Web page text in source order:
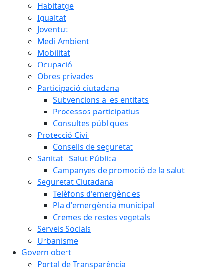
Habitatge
Igualtat
Joventut
Medi Ambient
Mobilitat
Ocupació
Obres privades
Participació ciutadana
Subvencions a les entitats
Processos participatius
Consultes públiques
Protecció Civil
Consells de seguretat
Sanitat i Salut Pública
Campanyes de promoció de la salut
Seguretat Ciutadana
Telèfons d'emergències
Pla d'emergència municipal
Cremes de restes vegetals
Serveis Socials
Urbanisme
Govern obert
Portal de Transparència